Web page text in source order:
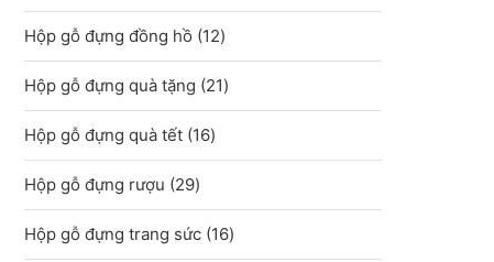
sản
Hộp gỗ đựng đồng hồ 1212
sản
phẩm
Hộp gỗ đựng quà tặng 2121
sản
Hộp gỗ đựng quà tết 1616
sản
Hộp gỗ đựng rượu 2929
sản
phẩm
Hộp gỗ đựng trang sức 1616